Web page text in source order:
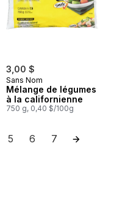
3,00 $
Sans Nom
Mélange de légumes
à la californienne
750 g, 0,40 $/100g
5 6 7